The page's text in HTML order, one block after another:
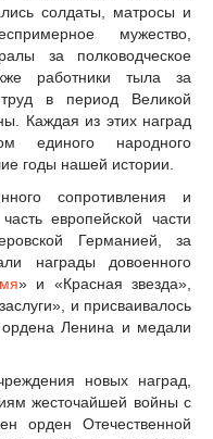
солдаты, матросы и
мужество,
за полководческое
работники тыла за
в период Великой
Каждая из этих наград
единого народного
годы нашей истории.
сопротивления и
европейской части
Германией, за
награды довоенного
» и «Красная звезда»,
и присваивалось
Ленина и медали
новых наград,
жесточайшей войны с
орден Отечественной